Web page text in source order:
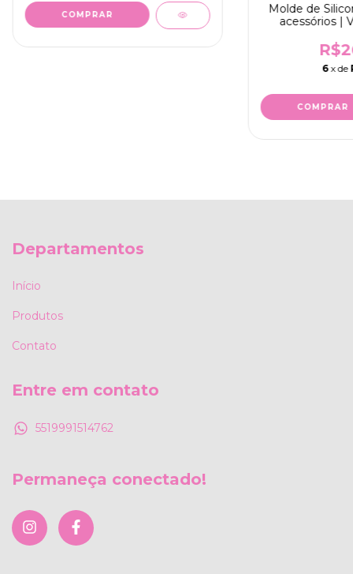
Molde de
acessórios |
6 x de
Departamentos
Início
Produtos
Contato
Entre em contato
5519991514762
Permaneça conectado!